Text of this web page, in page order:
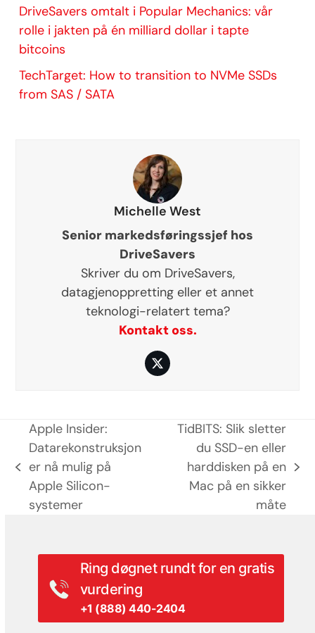
DriveSavers omtalt i Popular Mechanics: vår
rolle i jakten på én milliard dollar i tapte
bitcoins
TechTarget: How to transition to NVMe SSDs
from SAS / SATA
Michelle West
Senior markedsføringssjef hos
DriveSavers
Skriver du om DriveSavers,
datagjenoppretting eller et annet
teknologi-relatert tema?
Kontakt oss.
Twitter
previous
post:
Apple Insider:
Datarekonstruksjon
er nå mulig på
Apple Silicon-
systemer
post:
TidBITS: Slik sletter
du SSD-en eller
harddisken på en
Mac på en sikker
måte
Ring døgnet rundt for en gratis
vurdering
+1 (888) 440-2404